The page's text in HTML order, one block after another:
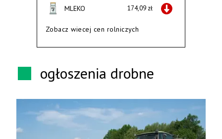
MLEKO 174,09 zł
Zobacz wiecej cen rolniczych
ogłoszenia drobne